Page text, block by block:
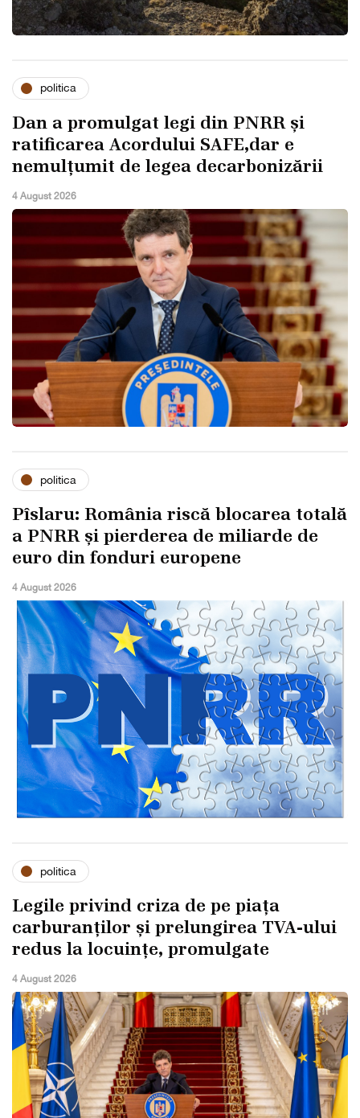
politica
Dan a promulgat legi din PNRR și
ratificarea Acordului SAFE,dar e
nemulțumit de legea decarbonizării
4 August 2026
politica
Pîslaru: România riscă blocarea totală
a PNRR și pierderea de miliarde de
euro din fonduri europene
4 August 2026
politica
Legile privind criza de pe piața
carburanților și prelungirea TVA-ului
redus la locuințe, promulgate
4 August 2026